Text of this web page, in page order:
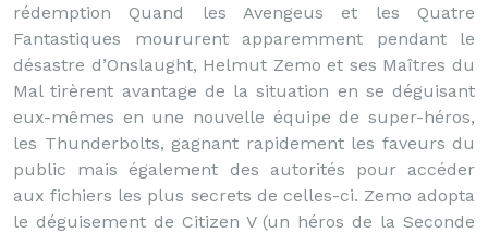
rédemption Quand les Avengeus et les Quatre
Fantastiques moururent apparemment pendant le
désastre d’Onslaught, Helmut Zemo et ses Maîtres du
Mal tirèrent avantage de la situation en se déguisant
eux-mêmes en une nouvelle équipe de super-héros,
les Thunderbolts, gagnant rapidement les faveurs du
public mais également des autorités pour accéder
aux fichiers les plus secrets de celles-ci. Zemo adopta
le déguisement de Citizen V (un héros de la Seconde